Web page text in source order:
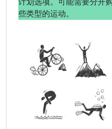
计划选项。可能需要分开
些类型的运动。